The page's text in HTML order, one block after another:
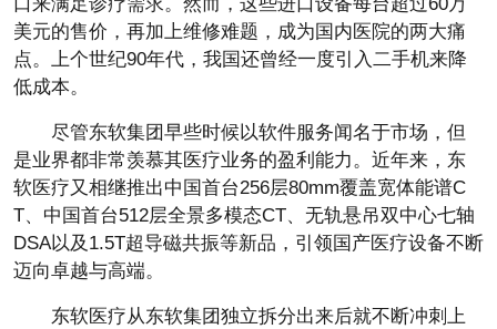
美元的售价，再加上维修难题，成为国内医院的两大痛
点。上个世纪90年代，我国还曾经一度引入二手机来降
低成本。
尽管东软集团早些时候以软件服务闻名于市场，但
是业界都非常羡慕其医疗业务的盈利能力。近年来，东
软医疗又相继推出中国首台256层80mm覆盖宽体能谱C
T、中国首台512层全景多模态CT、无轨悬吊双中心七轴
DSA以及1.5T超导磁共振等新品，引领国产医疗设备不断
迈向卓越与高端。
东软医疗从东软集团独立拆分出来后就不断冲刺上